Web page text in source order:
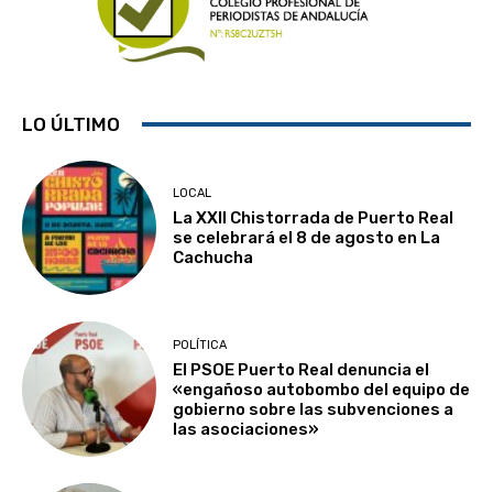
LO ÚLTIMO
LOCAL
La XXII Chistorrada de Puerto Real
se celebrará el 8 de agosto en La
Cachucha
POLÍTICA
El PSOE Puerto Real denuncia el
«engañoso autobombo del equipo de
gobierno sobre las subvenciones a
las asociaciones»